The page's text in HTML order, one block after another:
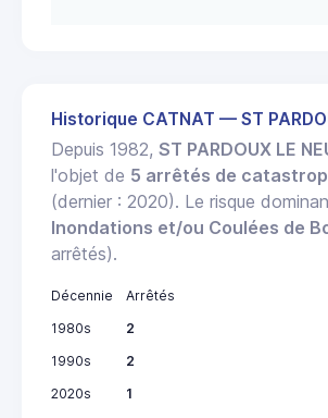
Historique CATNAT — ST
Depuis 1982, ST PARDOUX LE
l'objet de 5 arrêtés de
(dernier : 2020). Le risque
Inondations et/ou Coulées de
arrêtés).
Décennie
Arrêtés
1980s
2
1990s
2
2020s
1